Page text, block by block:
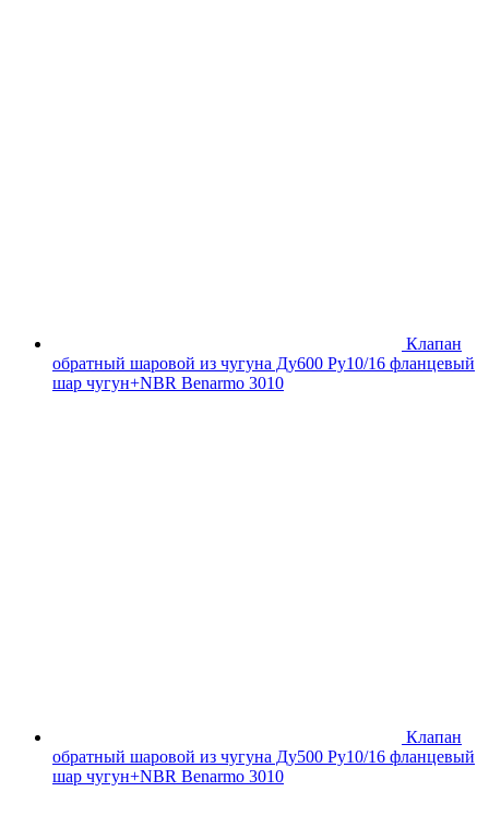
Клапан
обратный шаровой из чугуна Ду600 Ру10/16 фланцевый
шар чугун+NBR Benarmo 3010
Клапан
обратный шаровой из чугуна Ду500 Ру10/16 фланцевый
шар чугун+NBR Benarmo 3010